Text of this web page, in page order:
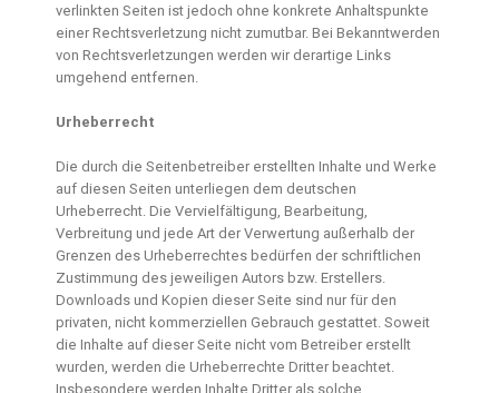
verlinkten Seiten ist jedoch ohne konkrete Anhaltspunkte
einer Rechtsverletzung nicht zumutbar. Bei Bekanntwerden
von Rechtsverletzungen werden wir derartige Links
umgehend entfernen.
Urheberrecht
Die durch die Seitenbetreiber erstellten Inhalte und Werke
auf diesen Seiten unterliegen dem deutschen
Urheberrecht. Die Vervielfältigung, Bearbeitung,
Verbreitung und jede Art der Verwertung außerhalb der
Grenzen des Urheberrechtes bedürfen der schriftlichen
Zustimmung des jeweiligen Autors bzw. Erstellers.
Downloads und Kopien dieser Seite sind nur für den
privaten, nicht kommerziellen Gebrauch gestattet. Soweit
die Inhalte auf dieser Seite nicht vom Betreiber erstellt
wurden, werden die Urheberrechte Dritter beachtet.
Insbesondere werden Inhalte Dritter als solche